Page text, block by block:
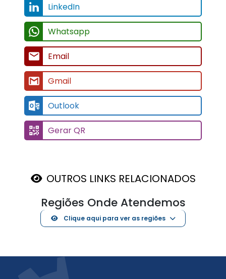
LinkedIn
Whatsapp
Email
Gmail
Outlook
Gerar QR
OUTROS LINKS RELACIONADOS
Regiões Onde Atendemos
Clique aqui para ver as regiões